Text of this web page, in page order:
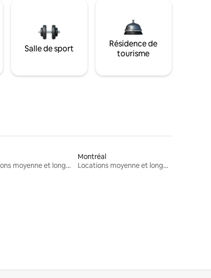
Salle de sport
Résidence de
tourisme
Locations moyenne et longue durée
Montréal
Locations moyenne et longue durée